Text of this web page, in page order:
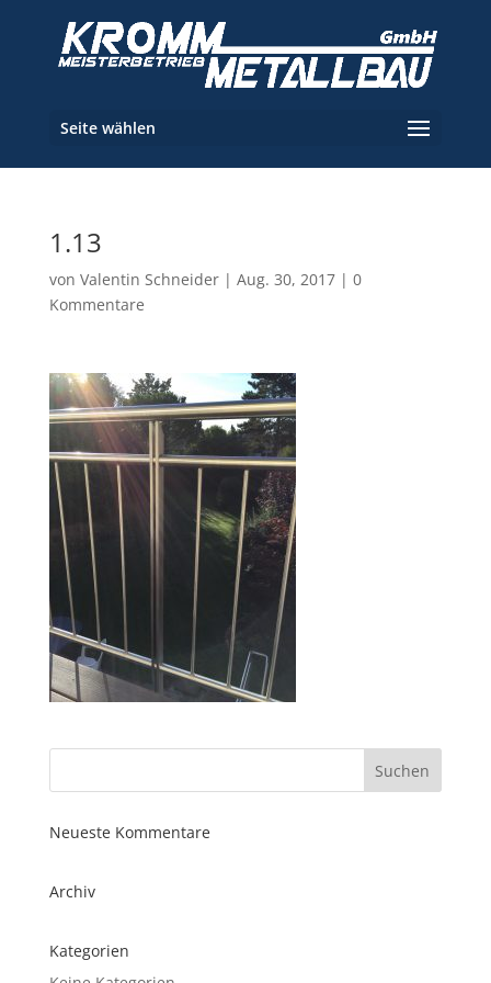
Seite wählen
1.13
von Valentin Schneider| Aug. 30, 2017| 0
Kommentare
Neueste Kommentare
Archiv
Kategorien